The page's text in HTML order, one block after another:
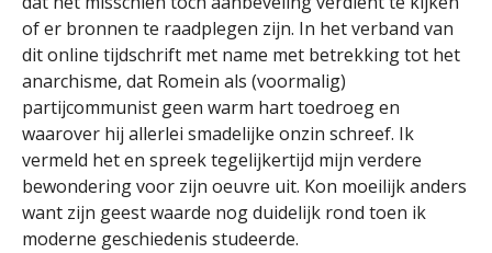
of er bronnen te raadplegen zijn. In het verband van
dit online tijdschrift met name met betrekking tot het
anarchisme, dat Romein als (voormalig)
partijcommunist geen warm hart toedroeg en
waarover hij allerlei smadelijke onzin schreef. Ik
vermeld het en spreek tegelijkertijd mijn verdere
bewondering voor zijn oeuvre uit. Kon moeilijk anders
want zijn geest waarde nog duidelijk rond toen ik
moderne geschiedenis studeerde.